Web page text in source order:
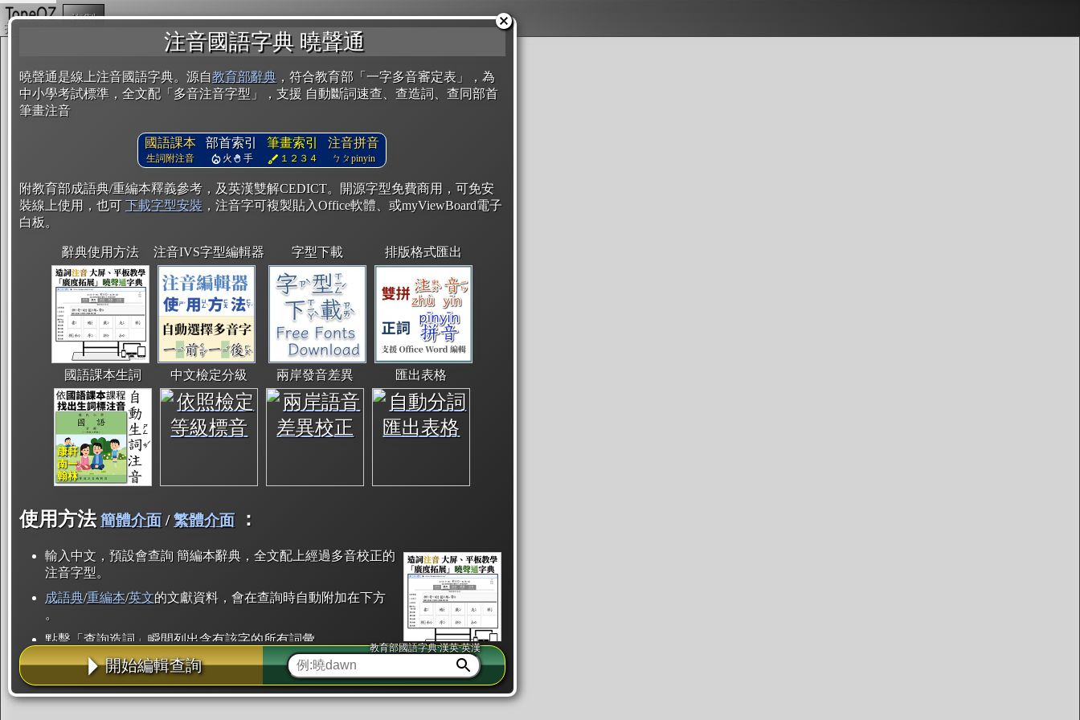
注音國語字典 曉聲通
曉聲通是線上注音國語字典。源自教育部辭典 ，符合教育部「一字多音審定表」，為
中小學考試標準，全文配「多音注音字型」，支援 自動斷詞速查、查造詞、查同部首
筆畫注音
國語課本
生詞附注音
部首索引
火 手
筆畫索引
１２３４
注音拼音
ㄅㄆpinyin
附教育部成語典/重編本釋義參考，及英漢雙解CEDICT。開源字型免費商用，可免安
裝線上使用，也可 下載字型安裝 ，注音字可複製貼入Office軟體、或myViewBoard電子
白板。
辭典使用方法 注音IVS字型編輯器 字型下載 排版格式匯出
國語課本生詞 中文檢定分級 兩岸發音差異 匯出表格
使用方法 簡體介面/繁體介面 ：
輸入中文，預設會查詢 簡編本辭典，全文配上經過多音校正的
注音字型。
成語典/重編本/英文的文獻資料，會在查詢時自動附加在下方
。
點擊「查詢造詞」瞬間列出含有該字的所有詞彙。
點「部首」瞬間列出所有「同部首字」。也支援查詢「同注音」或「同筆畫」。
辭典解釋的全文都經過自動斷詞，點擊便可瞬間「連續查詢」此字詞的解釋，不
用手動重複輸入。
開始編輯查詢
教育部國語字典·漢英·英漢
複製